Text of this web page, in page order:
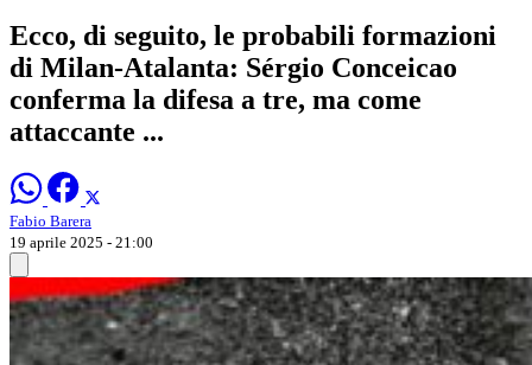
Ecco, di seguito, le probabili formazioni
di Milan-Atalanta: Sérgio Conceicao
conferma la difesa a tre, ma come
attaccante ...
Fabio Barera
19 aprile 2025 - 21:00